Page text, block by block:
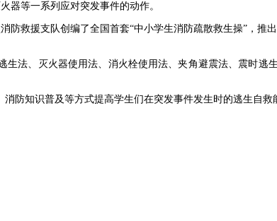
器等一系列应对突发事件的动作。
防救援支队创编了全国首套“中小学生消防疏散救生操”，
生法、灭火器使用法、消火栓使用法、夹角避震法、震时
防知识普及等方式提高学生们在突发事件发生时的逃生自